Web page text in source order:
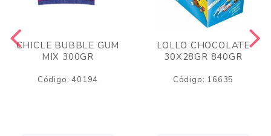
CHICLE BUBBLE GUM
MIX 300GR
Código: 40194
LOLLO CHOCOLATE
30X28GR 840GR
Código: 16635